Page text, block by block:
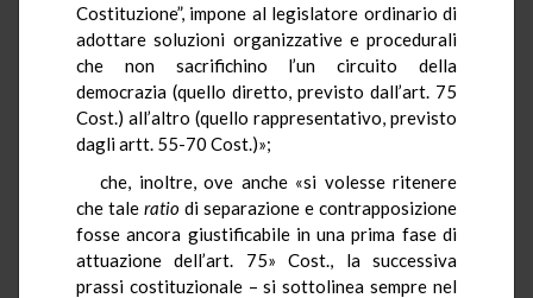
Costituzione”, impone al legislatore ordinario di
adottare soluzioni organizzative e procedurali
che non sacrifichino l’un circuito della
democrazia (quello diretto, previsto dall’art. 75
Cost.) all’altro (quello rappresentativo, previsto
dagli artt. 55-70 Cost.)»;
che, inoltre, ove anche «si volesse ritenere
che tale ratio di separazione e contrapposizione
fosse ancora giustificabile in una prima fase di
attuazione dell’art. 75» Cost., la successiva
prassi costituzionale – si sottolinea sempre nel